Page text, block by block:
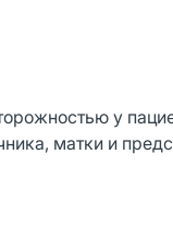
у
матки и